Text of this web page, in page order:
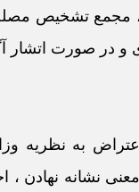
در صورت اتشار
نشانه نهادن ،